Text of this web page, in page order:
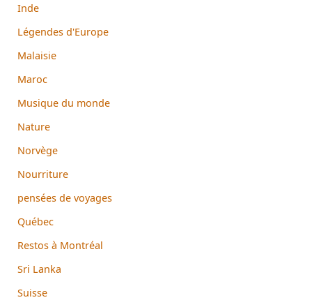
Inde
Légendes d'Europe
Malaisie
Maroc
Musique du monde
Nature
Norvège
Nourriture
pensées de voyages
Québec
Restos à Montréal
Sri Lanka
Suisse